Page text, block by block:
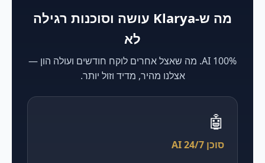
מה ש-Klarya עושה וסוכנות רגילה
לא
100% AI. מה שאצל אחרים לוקח חודשים ועולה הון —
אצלנו מהיר, מדיד וזול יותר.
🤖
סוכן AI 24/7